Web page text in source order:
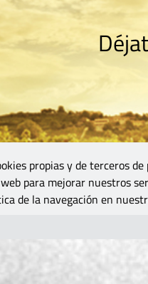
propias y de terceros
para mejorar nuestros
de la navegación en